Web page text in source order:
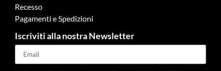
Recesso
Pagamenti e Spedizioni
Iscriviti alla nostra Newsletter